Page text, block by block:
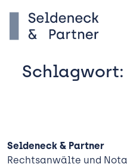
Schlagwort:
Seldeneck & Partner
Rechtsanwälte und